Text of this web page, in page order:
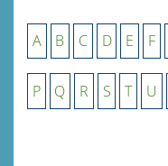
A B C D E F
P Q R S T U